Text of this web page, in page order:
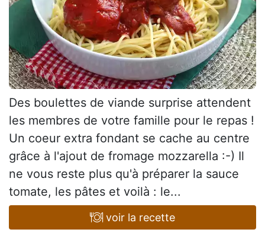
Des boulettes de viande surprise attendent
les membres de votre famille pour le repas !
Un coeur extra fondant se cache au centre
grâce à l'ajout de fromage mozzarella :-) Il
ne vous reste plus qu'à préparer la sauce
tomate, les pâtes et voilà : le...
voir la recette